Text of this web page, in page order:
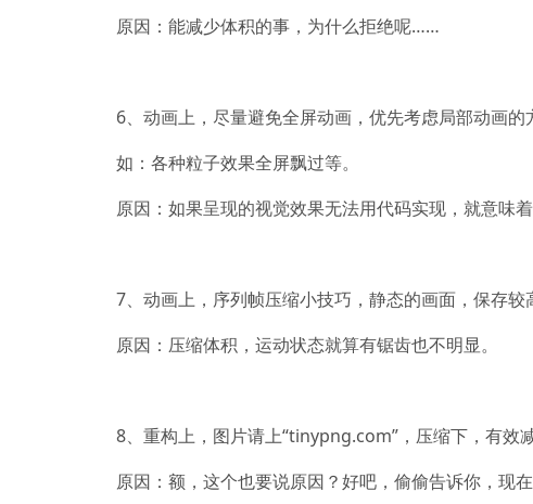
原因：能减少体积的事，为什么拒绝呢……
6、动画上，尽量避免全屏动画，优先考虑局部动画的
如：各种粒子效果全屏飘过等。
原因：如果呈现的视觉效果无法用代码实现，就意味
7、动画上，序列帧压缩小技巧，静态的画面，保存
原因：压缩体积，运动状态就算有锯齿也不明显。
8、重构上，图片请上“tinypng.com”，压缩下，有效减
原因：额，这个也要说原因？好吧，偷偷告诉你，